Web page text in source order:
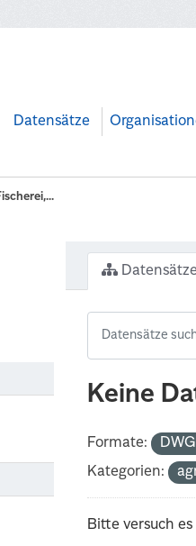
Datensätze
Datensätze
Keine
Formate:
Kategorien:
Bitte versuch